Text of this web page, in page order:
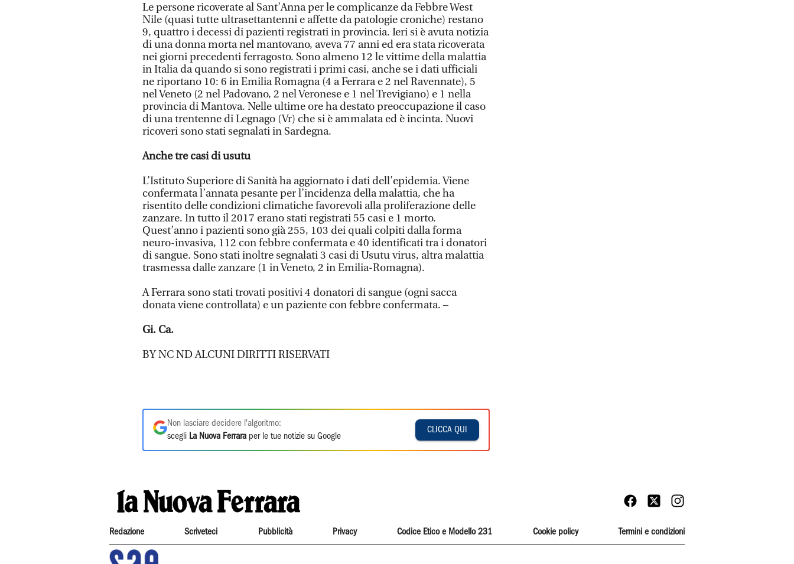
Le persone ricoverate al Sant’Anna per le complicanze da Febbre West
Nile (quasi tutte ultrasettantenni e affette da patologie croniche) restano
9, quattro i decessi di pazienti registrati in provincia. Ieri si è avuta notizia
di una donna morta nel mantovano, aveva 77 anni ed era stata ricoverata
nei giorni precedenti ferragosto. Sono almeno 12 le vittime della malattia
in Italia da quando si sono registrati i primi casi, anche se i dati ufficiali
ne riportano 10: 6 in Emilia Romagna (4 a Ferrara e 2 nel Ravennate), 5
nel Veneto (2 nel Padovano, 2 nel Veronese e 1 nel Trevigiano) e 1 nella
provincia di Mantova. Nelle ultime ore ha destato preoccupazione il caso
di una trentenne di Legnago (Vr) che si è ammalata ed è incinta. Nuovi
ricoveri sono stati segnalati in Sardegna.
Anche tre casi di usutu
L’Istituto Superiore di Sanità ha aggiornato i dati dell’epidemia. Viene
confermata l’annata pesante per l’incidenza della malattia, che ha
risentito delle condizioni climatiche favorevoli alla proliferazione delle
zanzare. In tutto il 2017 erano stati registrati 55 casi e 1 morto.
Quest’anno i pazienti sono già 255, 103 dei quali colpiti dalla forma
neuro-invasiva, 112 con febbre confermata e 40 identificati tra i donatori
di sangue. Sono stati inoltre segnalati 3 casi di Usutu virus, altra malattia
trasmessa dalle zanzare (1 in Veneto, 2 in Emilia-Romagna).
A Ferrara sono stati trovati positivi 4 donatori di sangue (ogni sacca
donata viene controllata) e un paziente con febbre confermata. –
Gi. Ca.
BY NC ND ALCUNI DIRITTI RISERVATI
Non lasciare decidere l'algoritmo:
scegli La Nuova Ferrara per le tue notizie su Google
CLICCA QUI
Redazione Scriveteci Pubblicità Privacy Codice Etico e Modello 231 Cookie policy Termini e condizioni